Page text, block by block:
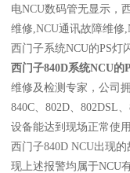
电NCU数码管无显示，
维修,NCU通讯故障维修
西门子系统NCU的PS灯
西门子840D系统NCU的
维修及检测专家，公司
840C、802D、802DSL
设备能达到现场正常使
西门子840D NCU出现
现上述报警均属于NCU